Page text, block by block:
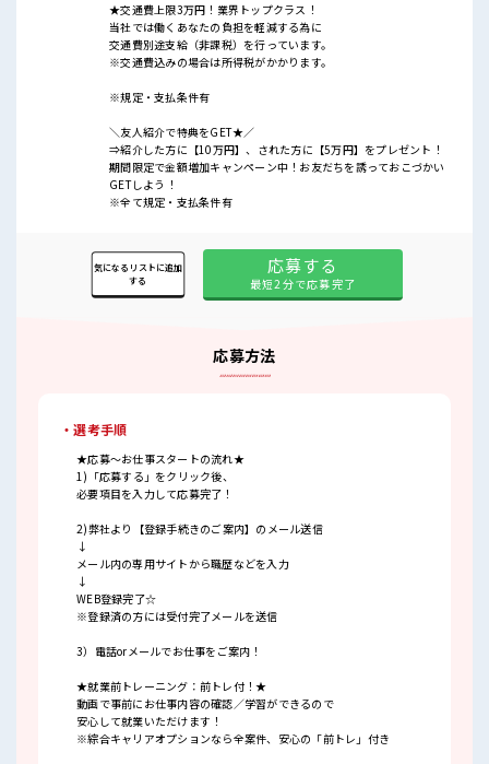
★交通費上限3万円！業界トップクラス！
当社では働くあなたの負担を軽減する為に
交通費別途支給（非課税）を行っています。
※交通費込みの場合は所得税がかかります。
※規定・支払条件有
＼友人紹介で特典をGET★／
⇒紹介した方に【10万円】、された方に【5万円】をプレゼント！
期間限定で金額増加キャンペーン中！お友だちを誘っておこづかい
GETしよう！
※全て規定・支払条件有
応募する
最短2分で応募完了
気になるリストに追加
する
応募方法
・選考手順
★応募～お仕事スタートの流れ★
1)「応募する」をクリック後、
必要項目を入力して応募完了！
2)弊社より【登録手続きのご案内】のメール送信
↓
メール内の専用サイトから職歴などを入力
↓
WEB登録完了☆
※登録済の方には受付完了メールを送信
3）電話orメールでお仕事をご案内！
★就業前トレーニング：前トレ付！★
動画で事前にお仕事内容の確認／学習ができるので
安心して就業いただけます！
※綜合キャリアオプションなら全案件、安心の「前トレ」付き